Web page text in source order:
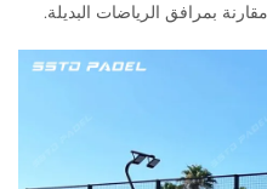
بمرافق الرياضات البديلة.